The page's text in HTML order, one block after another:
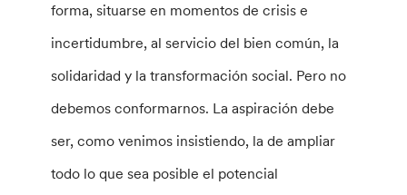
forma, situarse en momentos de crisis e
incertidumbre, al servicio del bien común, la
solidaridad y la transformación social. Pero no
debemos conformarnos. La aspiración debe
ser, como venimos insistiendo, la de ampliar
todo lo que sea posible el potencial